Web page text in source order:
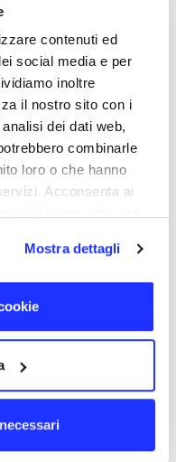
contenuti ed
social media e per
inoltre
il nostro sito con i
dei dati web,
combinarle
loro o che hanno
Acconsenta ai
Mostra dettagli
tragen. Der
Bügel des
an die
Gesicht entfernt
einen
ein Mikrofon mit
Lautstärkeregelung
mit 3,5-mm-
kann mit einem
individuell